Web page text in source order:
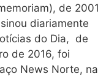
de 2001
diariamente
do Dia, de
de 2016, foi
News Norte, na